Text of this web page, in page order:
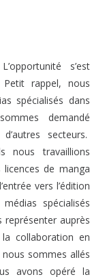
s’est
rappel, nous
spécialisés dans
demandé
secteurs.
nous travaillions
de manga
vers l’édition
spécialisés
auprès
collaboration en
sommes allés
avons opéré la